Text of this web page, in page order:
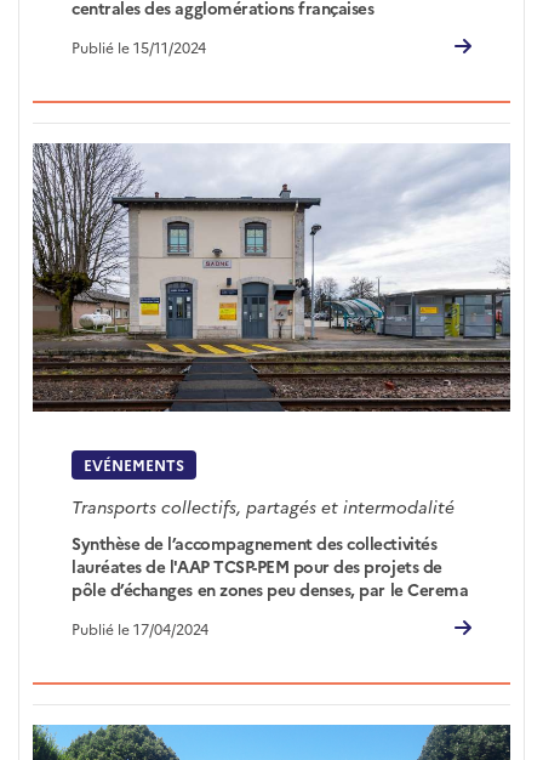
centrales des agglomérations françaises
Publié le 15/11/2024
EVÉNEMENTS
Transports collectifs, partagés et intermodalité
Synthèse de l’accompagnement des collectivités
lauréates de l'AAP TCSP-PEM pour des projets de
pôle d’échanges en zones peu denses, par le Cerema
Publié le 17/04/2024